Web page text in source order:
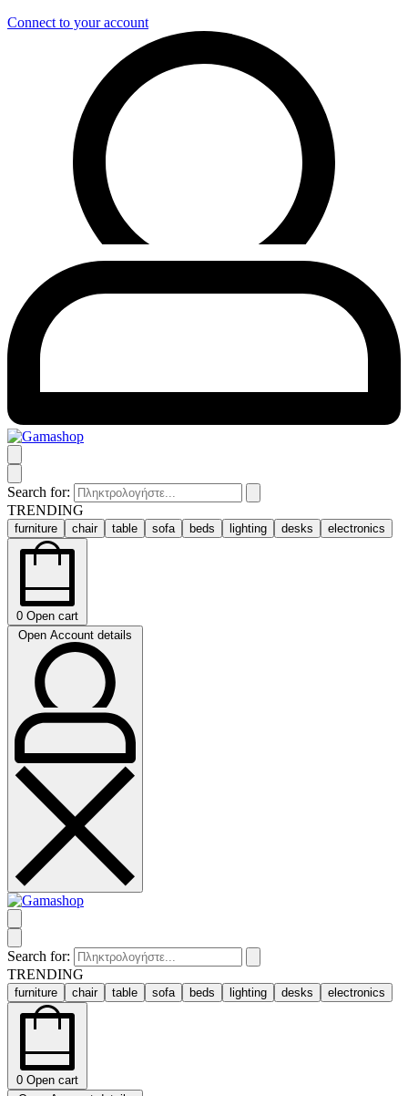
Connect to your account
Search for:
TRENDING
furniture chair table sofa beds lighting desks electronics
0 Open cart
Open Account details
Search for:
TRENDING
furniture chair table sofa beds lighting desks electronics
0 Open cart